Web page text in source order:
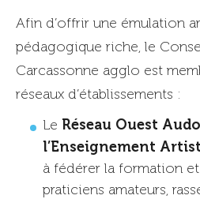
Afin d’offrir une émulation
pédagogique riche, le
Carcassonne agglo est
réseaux d’établissements :
Le Réseau Ouest
l’Enseignement
à fédérer la formation
praticiens amateurs,